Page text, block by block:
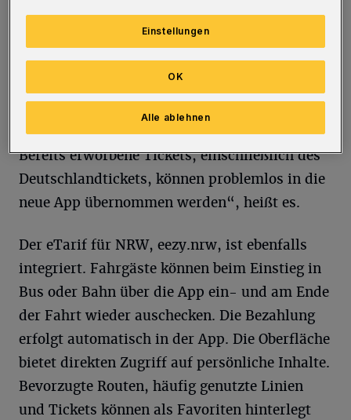
Push-Benachrichtigungen zu abonnieren.
„Zudem wird der Ticketkauf durch eine
optimierte Darstellung erheblich erleichtert.
Nach einer einmaligen Registrierung ist eine
Lastschrift, Kreditkarte oder PayPal möglich.
Bereits erworbene Tickets, einschließlich des
Deutschlandtickets, können problemlos in die
neue App übernommen werden“, heißt es.
Der eTarif für NRW, eezy.nrw, ist ebenfalls
integriert. Fahrgäste können beim Einstieg in
Bus oder Bahn über die App ein- und am Ende
der Fahrt wieder auschecken. Die Bezahlung
erfolgt automatisch in der App. Die Oberfläche
bietet direkten Zugriff auf persönliche Inhalte.
Bevorzugte Routen, häufig genutzte Linien
und Tickets können als Favoriten hinterlegt
Einstellungen
Alle ablehnen
OK